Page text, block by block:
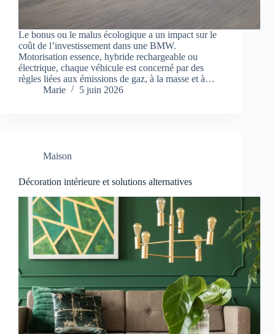
Le bonus ou le malus écologique a un impact sur le
coût de l’investissement dans une BMW.
Motorisation essence, hybride rechargeable ou
électrique, chaque véhicule est concerné par des
règles liées aux émissions de gaz, à la masse et à…
Marie
5 juin 2026
Maison
Décoration intérieure et solutions alternatives